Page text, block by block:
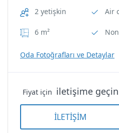
Side Tuana Garden
Air
Balcony
Non-
2 yetişkin
6 m²
Air
Oda Fotoğrafları ve Detaylar
Fiyat için iletişime geçin
İLETİŞİM